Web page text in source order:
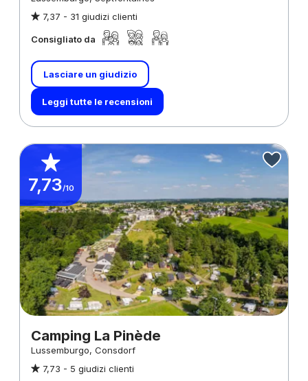
7,37 - 31 giudizi clienti
Consigliato da
Lasciare un giudizio
Leggi tutte le recensioni
7,73/10
Camping La Pinède
Lussemburgo, Consdorf
7,73 - 5 giudizi clienti